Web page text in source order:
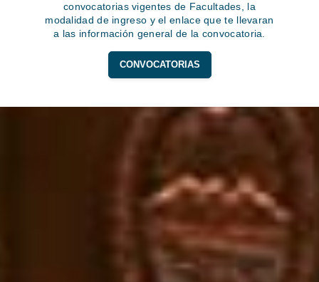
convocatorias vigentes de Facultades, la
modalidad de ingreso y el enlace que te llevaran
a las información general de la convocatoria.
CONVOCATORIAS